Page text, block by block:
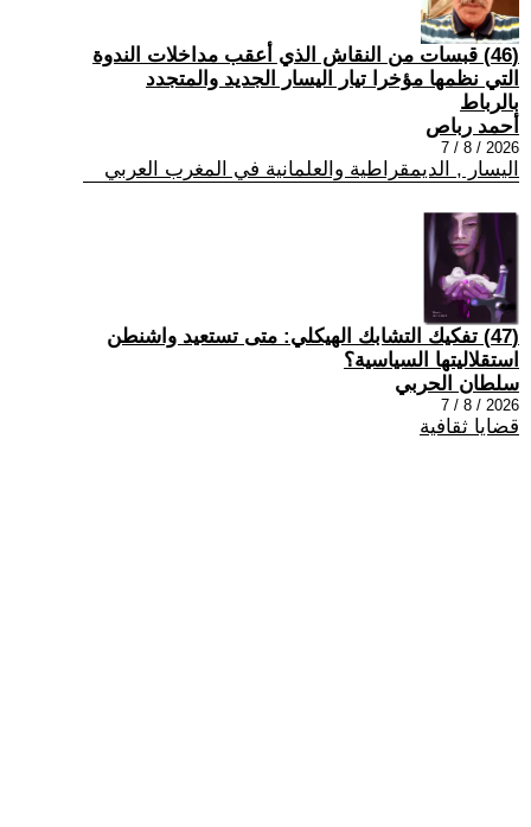
(46) قبسات من النقاش الذي أعقب مداخلات الندوة
التي نظمها مؤخرا تيار اليسار الجديد والمتجدد
بالرباط
أحمد رباص
2026 / 8 / 7
اليسار , الديمقراطية والعلمانية في المغرب العربي
(47) تفكيك التشابك الهيكلي: متى تستعيد واشنطن
استقلاليتها السياسية؟
سلطان الحربي
2026 / 8 / 7
قضايا ثقافية